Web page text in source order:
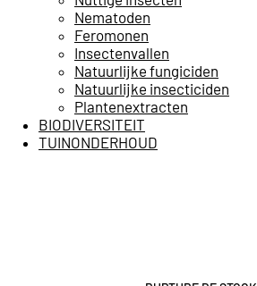
Nematoden
Feromonen
Insectenvallen
Natuurlijke fungiciden
Natuurlijke insecticiden
Plantenextracten
BIODIVERSITEIT
TUINONDERHOUD